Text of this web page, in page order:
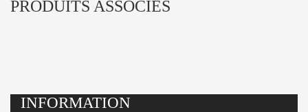
PRODUITS ASSOCIÉS
INFORMATION